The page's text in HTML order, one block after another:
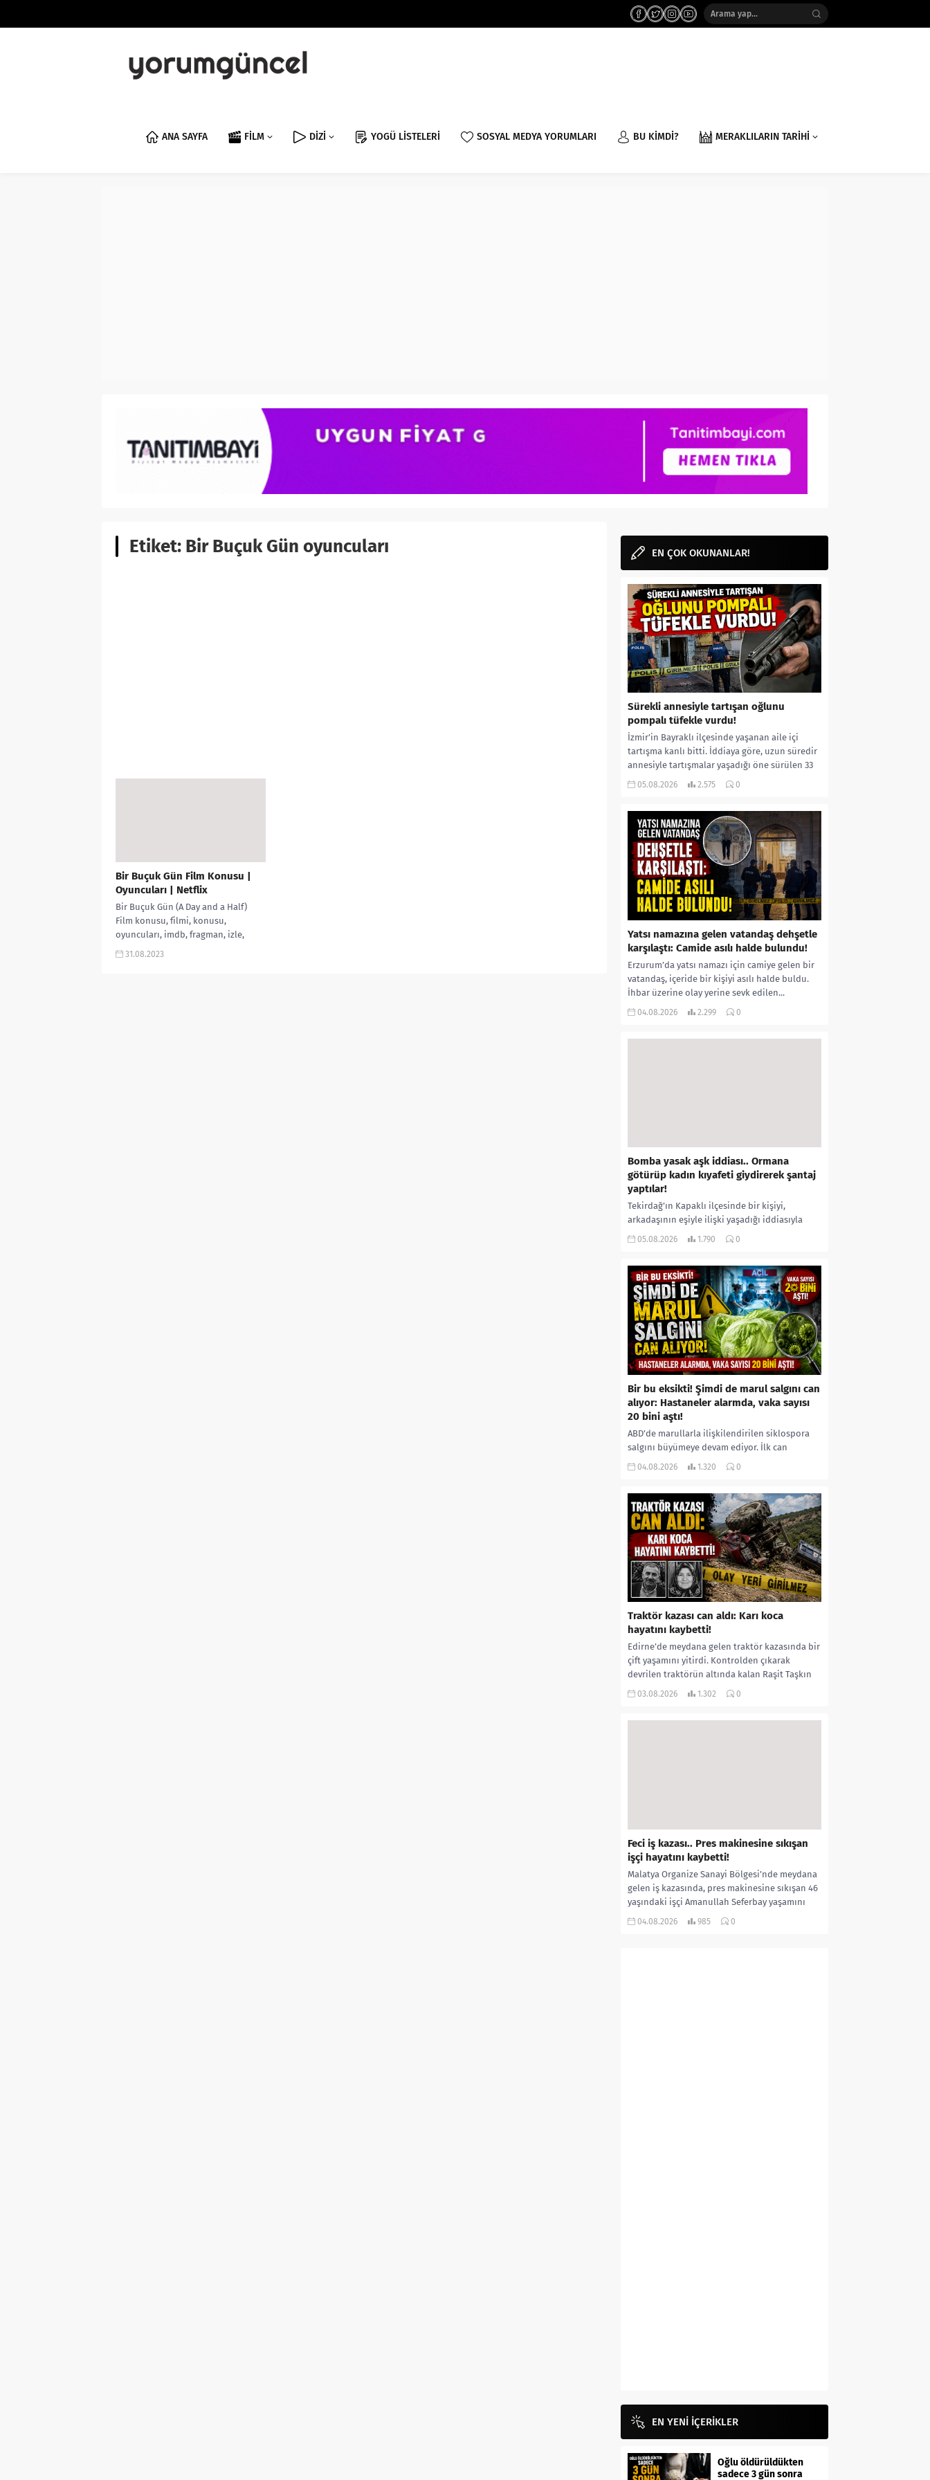
ANA SAYFA FİLM DİZİ YOGÜ LİSTELERİ SOSYAL MEDYA YORUMLARI BU KİMDİ? MERAKLILARIN TARİHİ
Etiket: Bir Buçuk Gün oyuncuları
Bir Buçuk Gün Film Konusu |
Oyuncuları | Netflix
Bir Buçuk Gün (A Day and a Half)
Film konusu, filmi, konusu,
oyuncuları, imdb, fragman, izle,
yorumları, Netflix, film yorumu,...
31.08.2023
EN ÇOK OKUNANLAR!
Sürekli annesiyle tartışan oğlunu
pompalı tüfekle vurdu!
İzmir’in Bayraklı ilçesinde yaşanan aile içi
tartışma kanlı bitti. İddiaya göre, uzun süredir
annesiyle tartışmalar yaşadığı öne sürülen 33
yaşındaki...
05.08.2026 2.575 0
Yatsı namazına gelen vatandaş dehşetle
karşılaştı: Camide asılı halde bulundu!
Erzurum’da yatsı namazı için camiye gelen bir
vatandaş, içeride bir kişiyi asılı halde buldu.
İhbar üzerine olay yerine sevk edilen...
04.08.2026 2.299 0
Bomba yasak aşk iddiası.. Ormana
götürüp kadın kıyafeti giydirerek şantaj
yaptılar!
Tekirdağ’ın Kapaklı ilçesinde bir kişiyi,
arkadaşının eşiyle ilişki yaşadığı iddiasıyla
ormanlık alana götürerek zorla kadın
05.08.2026 1.790 0
Bir bu eksikti! Şimdi de marul salgını can
alıyor: Hastaneler alarmda, vaka sayısı
20 bini aştı!
ABD’de marullarla ilişkilendirilen siklospora
salgını büyümeye devam ediyor. İlk can
kayıplarının yaşandığı salgında vaka sayısının
04.08.2026 1.320 0
Traktör kazası can aldı: Karı koca
hayatını kaybetti!
Edirne’de meydana gelen traktör kazasında bir
çift yaşamını yitirdi. Kontrolden çıkarak
devrilen traktörün altında kalan Raşit Taşkın
ile eşi Fatma...
03.08.2026 1.302 0
Feci iş kazası.. Pres makinesine sıkışan
işçi hayatını kaybetti!
Malatya Organize Sanayi Bölgesi’nde meydana
gelen iş kazasında, pres makinesine sıkışan 46
yaşındaki işçi Amanullah Seferbay yaşamını
yitirdi. Olayla ilgili...
04.08.2026 985 0
EN YENİ İÇERİKLER
Oğlu öldürüldükten
sadece 3 gün sonra